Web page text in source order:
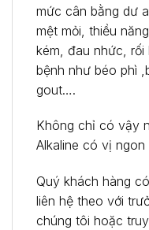
mức cân bằng dư
mệt mỏi, thiều
kém, đau nhức,
bệnh như béo phì
gout….
Không chỉ có vậy
Alkaline có vị
Quý khách hàng
liên hệ theo với
chúng tôi hoặc